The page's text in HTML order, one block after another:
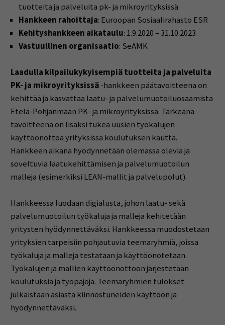
tuotteita ja palveluita pk- ja mikroyrityksissä
Hankkeen rahoittaja: Euroopan Sosiaalirahasto ESR
Kehityshankkeen aikataulu: 1.9.2020 – 31.10.2023
Vastuullinen organisaatio: SeAMK
Laadulla kilpailukykyisempiä tuotteita ja palveluita
PK- ja mikroyrityksissä-hankkeen päätavoitteena on
kehittää ja kasvattaa laatu- ja palvelumuotoiluosaamista
Etelä-Pohjanmaan PK- ja mikroyrityksissä. Tärkeänä
tavoitteena on lisäksi tukea uusien työkalujen
käyttöönottoa yrityksissä koulutuksen kautta.
Hankkeen aikana hyödynnetään olemassa olevia ja
soveltuvia laatukehittämisen ja palvelumuotoilun
malleja (esimerkiksi LEAN-mallit ja palvelupolut).
Hankkeessa luodaan digialusta, johon laatu- sekä
palvelumuotoilun työkaluja ja malleja kehitetään
yritysten hyödynnettäväksi. Hankkeessa muodostetaan
yrityksien tarpeisiin pohjautuvia teemaryhmiä, joissa
työkaluja ja malleja testataan ja käyttöönotetaan.
Työkalujen ja mallien käyttöönottoon järjestetään
koulutuksia ja työpajoja. Teemaryhmien tulokset
julkaistaan asiasta kiinnostuneiden käyttöön ja
hyödynnettäväksi.